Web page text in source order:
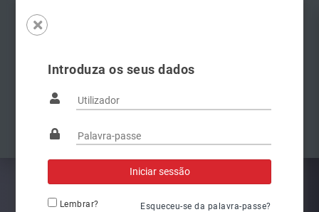
Introduza os seus dados
Lembrar? Esqueceu-se da palavra-passe?
Famílias